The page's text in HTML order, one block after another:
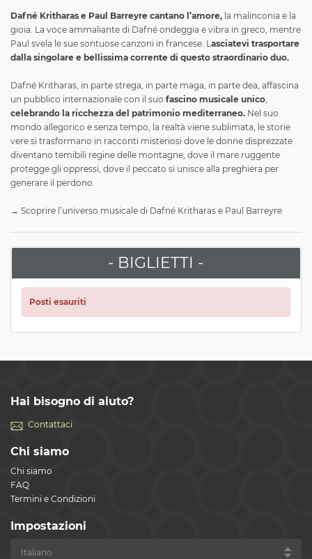
Dafné Kritharas e Paul Barreyre cantano l’amore, la malinconia e la
gioia. La voce ammaliante di Dafné ondeggia e vibra in greco, mentre
Paul svela le sue sontuose canzoni in francese. Lasciatevi trasportare
dalla singolare e bellissima corrente di questo straordinario duo.
Dafné Kritharas, in parte strega, in parte maga, in parte dea, affascina
un pubblico internazionale con il suo fascino musicale unico,
celebrando la ricchezza del patrimonio mediterraneo. Nel suo
mondo allegorico e senza tempo, la realtà viene sublimata, le storie
vere si trasformano in racconti misteriosi dove le donne disprezzate
diventano temibili regine delle montagne, dove il mare ruggente
protegge gli oppressi, dove il peccato si unisce alla preghiera per
generare il perdono.
→ Scoprire l’universo musicale di Dafné Kritharas e Paul Barreyre
- BIGLIETTI -
Posti esauriti
Hai bisogno di aiuto?
Contattaci
Chi siamo
Chi siamo
FAQ
Termini e Condizioni
Impostazioni